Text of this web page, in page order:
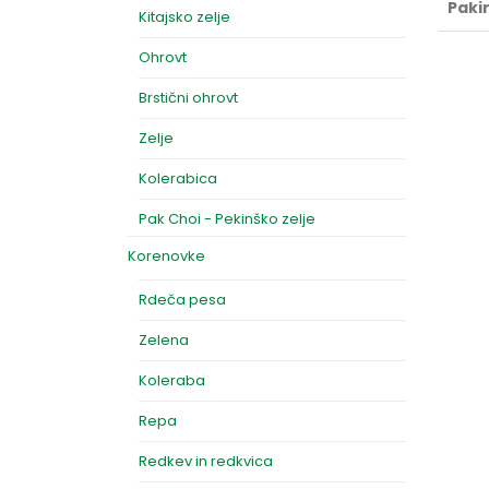
Kitajsko zelje
Ohrovt
Brstični ohrovt
Zelje
Kolerabica
Pak Choi - Pekinško zelje
Korenovke
Rdeča pesa
Zelena
Koleraba
Repa
Redkev in redkvica